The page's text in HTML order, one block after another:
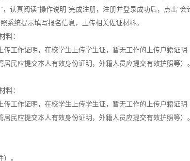
，认真阅读“操作说明”完成注册，注册并登录成功后，点击“
系统提示填写报名信息，上传相关佐证材料。
料：
传工作证明，在校学生上传学生证，暂无工作的上传户籍证明
居民应提交本人有效身份证明，外籍人员应提交有效护照等）。
料：
传工作证明，在校学生上传学生证，暂无工作的上传户籍证明
居民应提交本人有效身份证明，外籍人员应提交有效护照等）。
。